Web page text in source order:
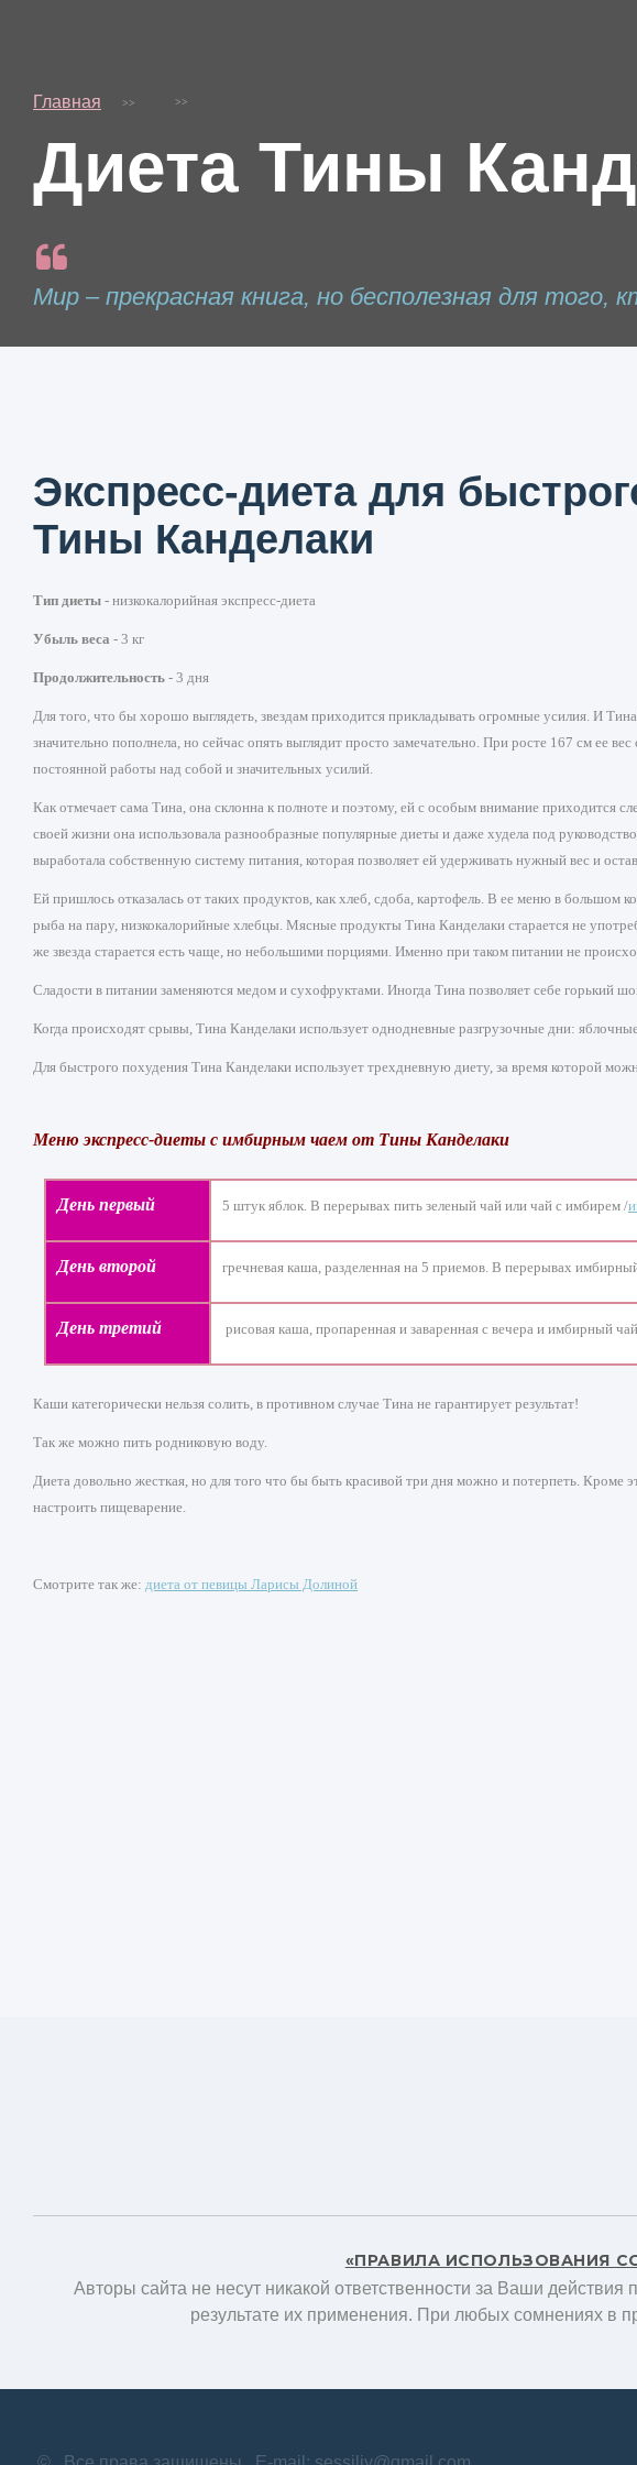
Главная
Диета Тины
Мир – прекрасная книга, но бесполезная для того,
Экспресс-диета для
Тины Канделаки
Тип диеты - низкокалорийная экспресс-диета
Убыль веса - 3 кг
Продолжительность - 3 дня
Для того, что бы хорошо выглядеть, звездам приходится прикладывать огромные усилия. И
значительно пополнела, но сейчас опять выглядит просто замечательно. При росте 167 см ее вес
постоянной работы над собой и значительных усилий.
Как отмечает сама Тина, она склонна к полноте и поэтому, ей с особым внимание приходится
своей жизни она использовала разнообразные популярные диеты и даже худела под
выработала собственную систему питания, которая позволяет ей удерживать нужный вес и
Ей пришлось отказалась от таких продуктов, как хлеб, сдоба, картофель. В ее меню в большом
рыба на пару, низкокалорийные хлебцы. Мясные продукты Тина Канделаки старается не
же звезда старается есть чаще, но небольшими порциями. Именно при таком питании не
Сладости в питании заменяются медом и сухофруктами. Иногда Тина позволяет себе горький
Когда происходят срывы, Тина Канделаки использует однодневные разгрузочные дни:
Для быстрого похудения Тина Канделаки использует трехдневную диету, за время которой
Меню экспресс-диеты с имбирным чаем от Тины Канделаки
День первый 5 штук яблок. В перерывах пить зеленый чай или чай с имбирем /
День второй гречневая каша, разделенная на 5 приемов. В перерывах
День третий рисовая каша, пропаренная и заваренная с вечера и имбирный
Каши категорически нельзя солить, в противном случае Тина не гарантирует результат!
Так же можно пить родниковую воду.
Диета довольно жесткая, но для того что бы быть красивой три дня можно и потерпеть. Кроме
настроить пищеварение.
Смотрите так же: диета от певицы Ларисы Долиной
«ПРАВИЛА ИСПОЛЬЗОВАНИЯ
Авторы сайта не несут никакой ответственности за Ваши
результате их применения. При любых сомнениях в